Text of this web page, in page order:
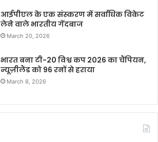
आईपीएल के एक संस्करण में सर्वाधिक विकेट
लेने वाले भारतीय गेंदबाज
March 20, 2026
भारत बना टी-20 विश्व कप 2026 का चैंपियन,
न्यूज़ीलैंड को 96 रनों से हराया
March 8, 2026